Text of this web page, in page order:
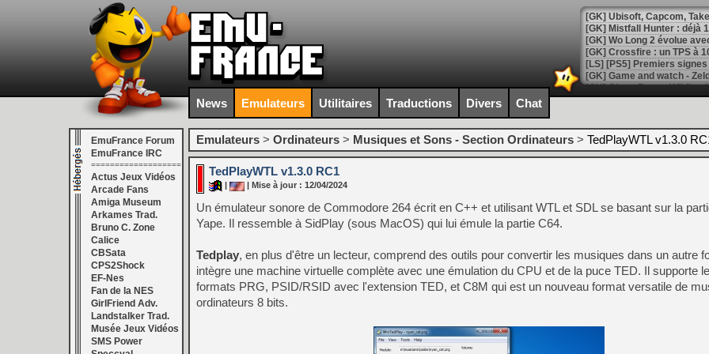
[GK] Mistfall Hunter : déjà
[GK] Wo Long 2 évolue
[GK] Crossfire : un TPS à
[LS] [PS5] Premiers
[Mo5] DOOM arrive en
[GK] Bethesda fête les 30
[GK] Roblox : l'action en
[GK] Agenda - GeForce
[LS] [PS5] ps5-y2jb-
[GK] Pourquoi Marvel
[GK] Test : Restory : Chill
[GK] GTA 6 : Rockstar
[GK] Hot Wheels Infinite
[GK] Mémoire cash -
[GK] Résultats Nintendo :
News Emulateurs Utilitaires Traductions Divers Chat
EmuFrance Forum
EmuFrance IRC
===================
Actus Jeux Vidéos
Arcade Fans
Amiga Museum
Arkames Trad.
Bruno C. Zone
Calice
CBSata
CPS2Shock
EF-Nes
Fan de la NES
GirlFriend Adv.
Landstalker Trad.
Musée Jeux Vidéos
SMS Power
Emulateurs > Ordinateurs > Musiques et Sons - Section Ordinateurs > TedPlayWTL v1.3.0
TedPlayWTL v1.3.0 RC1
| Mise à jour : 12/04/2024
Un émulateur sonore de Commodore 264 écrit en C++ et utilisant WTL et SDL se basant sur la
Yape. Il ressemble à SidPlay (sous MacOS) qui lui émule la partie C64.
Tedplay, en plus d'être un lecteur, comprend des outils pour convertir les musiques dans un autre
intègre une machine virtuelle complète avec une émulation du CPU et de la puce TED. Il supporte
formats PRG, PSID/RSID avec l'extension TED, et C8M qui est un nouveau format versatile de
ordinateurs 8 bits.